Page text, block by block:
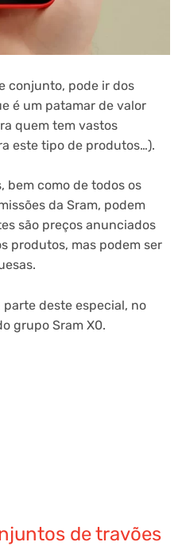
conjunto, pode ir dos
é um patamar de valor
quem tem vastos
este tipo de produtos…).
bem como de todos os
da Sram, podem
são preços anunciados
produtos, mas podem ser
deste especial, no
grupo Sram X0.
de travões